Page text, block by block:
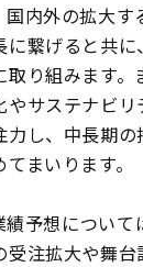
内外の拡大す
繋げると共
り組みます。
サステナビリ
し、中長期の
まいります。
予想について
受注拡大や舞